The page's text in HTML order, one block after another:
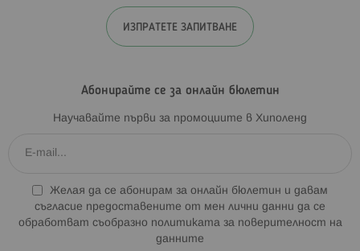
ИЗПРАТЕТЕ ЗАПИТВАНЕ
Абонирайте се за онлайн бюлетин
Научавайте първи за промоциите в Хиполенд
Желая да се абонирам за онлайн бюлетин и давам
съгласие предоставените от мен лични данни да се
обработват съобразно политиката за поверителност на
данните